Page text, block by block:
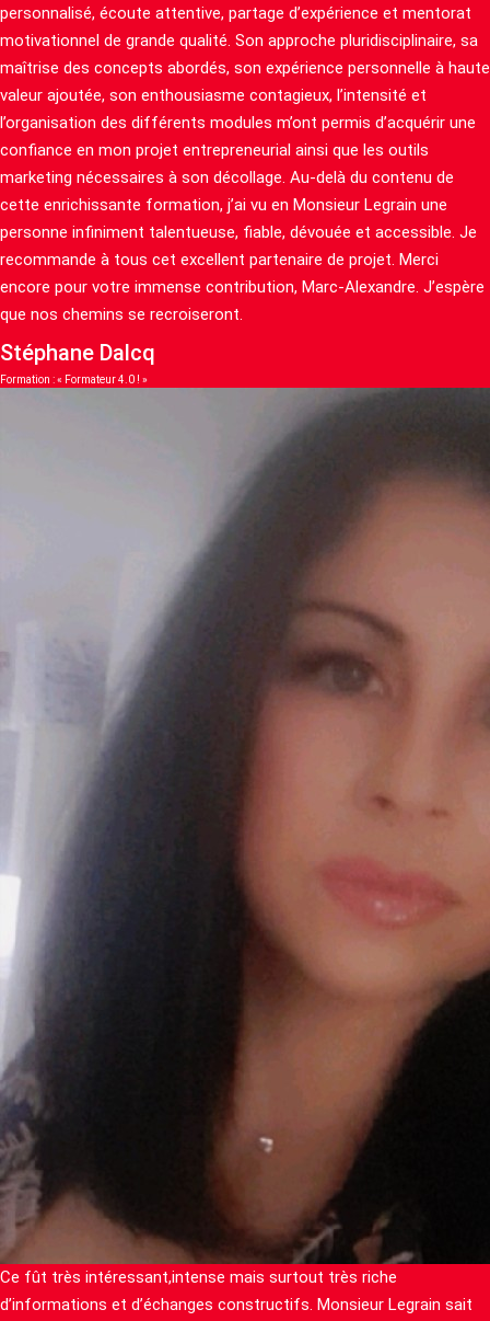
personnalisé, écoute attentive, partage d’expérience et mentorat
motivationnel de grande qualité. Son approche pluridisciplinaire, sa
maîtrise des concepts abordés, son expérience personnelle à haute
valeur ajoutée, son enthousiasme contagieux, l’intensité et
l’organisation des différents modules m’ont permis d’acquérir une
confiance en mon projet entrepreneurial ainsi que les outils
marketing nécessaires à son décollage. Au-delà du contenu de
cette enrichissante formation, j’ai vu en Monsieur Legrain une
personne infiniment talentueuse, fiable, dévouée et accessible. Je
recommande à tous cet excellent partenaire de projet. Merci
encore pour votre immense contribution, Marc-Alexandre. J’espère
que nos chemins se recroiseront.
Stéphane Dalcq
Formation : « Formateur 4.0 ! »
Ce fût très intéressant,intense mais surtout très riche
d’informations et d’échanges constructifs. Monsieur Legrain sait